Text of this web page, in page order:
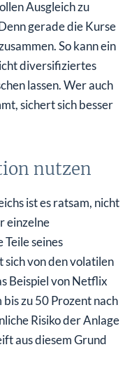
Ausgleich zu
gerade die Kurse
So kann ein
diversifiziertes
lassen. Wer auch
sichert sich besser
nutzen
ist es ratsam, nicht
einzelne
seines
sich von den volatilen
Beispiel von Netflix
bis zu 50 Prozent nach
Risiko der Anlage
aus diesem Grund